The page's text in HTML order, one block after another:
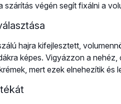
végén segít fixálni a
hajra kifejlesztett,
képes. Vigyázzon a nehéz,
mert ezek elnehezítik és